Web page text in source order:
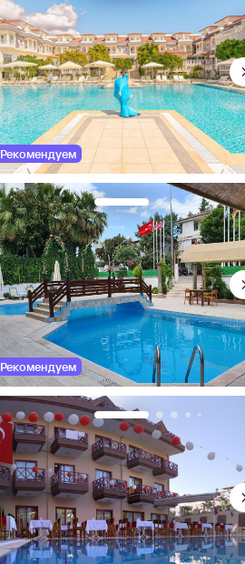
Рекомендуем
Рекомендуем